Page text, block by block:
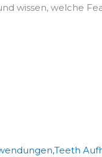
wissen, welche